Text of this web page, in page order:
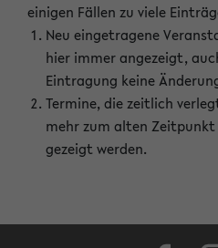
einigen Fällen zu viele
Neu eingetragene
hier immer angezeigt,
Eintragung keine
Termine, die zeitlich
mehr zum alten
gezeigt werden.